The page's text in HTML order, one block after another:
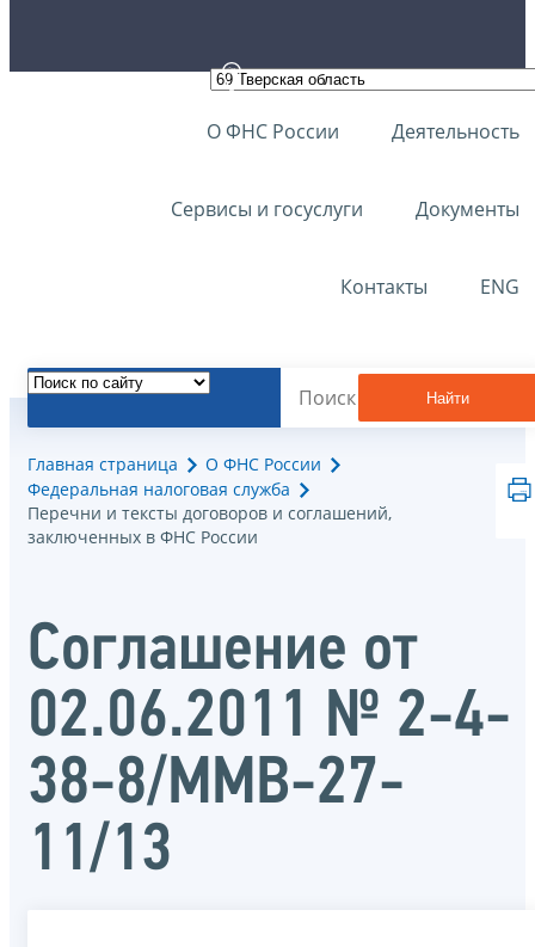
О ФНС России Деятельность
Сервисы и госуслуги Документы
Контакты ENG
Найти
Главная страница
О ФНС России
Федеральная налоговая служба
Перечни и тексты договоров и соглашений,
заключенных в ФНС России
Соглашение от
02.06.2011 № 2-4-
38-8/ММВ-27-
11/13